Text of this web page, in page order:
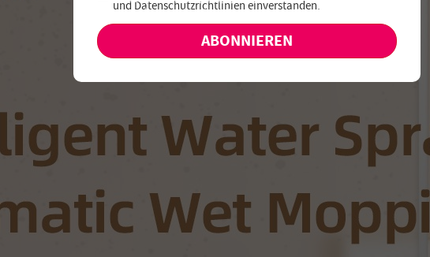
keine exklusiven Angebote und Neuheiten!
und Datenschutzrichtlinien einverstanden.